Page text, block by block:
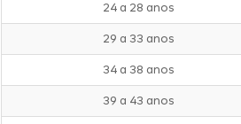
24 a 28 anos
29 a 33 anos
34 a 38 anos
39 a 43 anos